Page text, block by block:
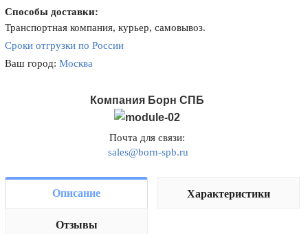
Способы доставки:
Транспортная компания, курьер, самовывоз.
Сроки отгрузки по России
Ваш город:Москва
Компания Борн СПБ
Почта для связи:
sales@born-spb.ru
Описание Характеристики
Отзывы